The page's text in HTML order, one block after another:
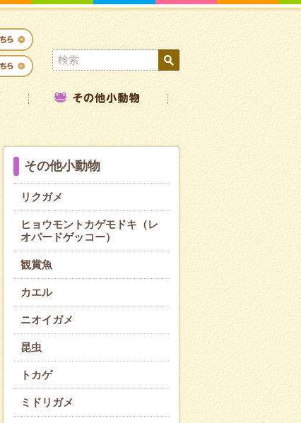
その他小動物
リクガメ
ヒョウモントカゲモドキ（レ
オパードゲッコー）
観賞魚
カエル
ニオイガメ
昆虫
トカゲ
ミドリガメ